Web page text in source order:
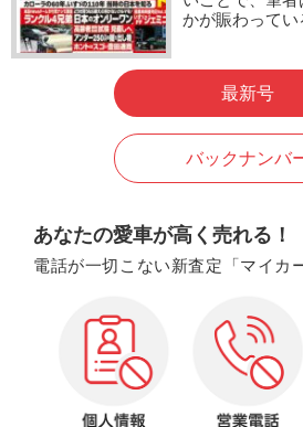
かが賑わって
最新号
バックナンバ
あなたの愛車が高く売れる！
電話が一切こない新査定「マイカ